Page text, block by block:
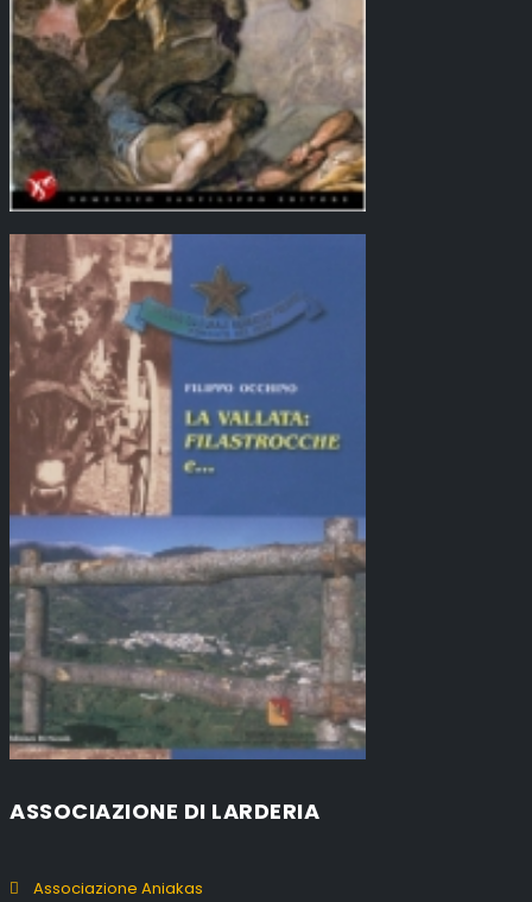
ASSOCIAZIONE DI LARDERIA
Associazione Aniakas